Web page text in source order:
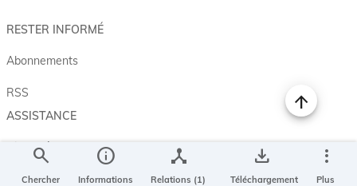
search
Chercher
info
Informations
device_hub
Relations (1)
save_alt
Téléchargement
more_vert
Plus
RESTER INFORMÉ
Abonnements
RSS
ASSISTANCE
Aide et à propos
Projet Casemates